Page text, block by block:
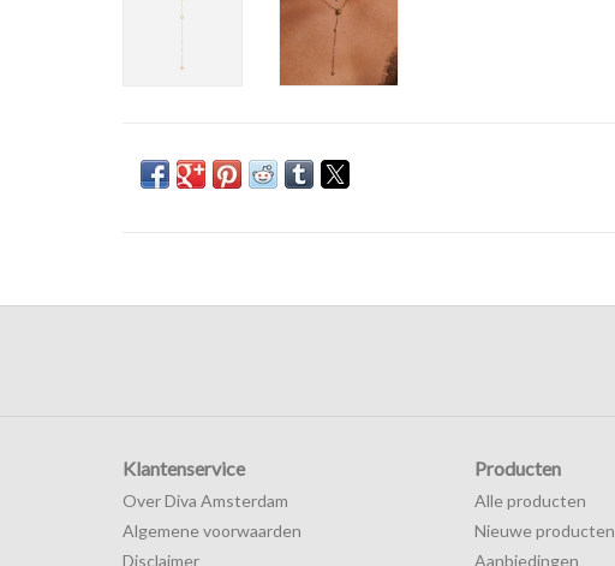
Klantenservice
Over Diva Amsterdam
Algemene voorwaarden
Disclaimer
Producten
Alle producten
Nieuwe producten
Aanbiedingen